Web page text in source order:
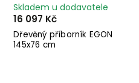
Dřevěný příborník EGON
145x76 cm
Skladem u dodavatele
16 097 Kč